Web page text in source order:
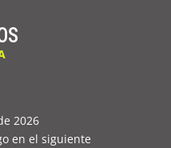
2026
en el siguiente